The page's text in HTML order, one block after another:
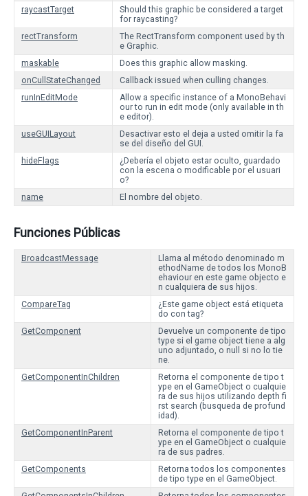
raycastTarget
Should this graphic be considered a target
for raycasting?
rectTransform
The RectTransform component used by th
e Graphic.
maskable
Does this graphic allow masking.
onCullStateChanged
Callback issued when culling changes.
runInEditMode
Allow a specific instance of a MonoBehavi
our to run in edit mode (only available in th
e editor).
useGUILayout
Desactivar esto el deja a usted omitir la fa
se del diseño del GUI.
hideFlags
¿Debería el objeto estar oculto, guardado
con la escena o modificable por el usuari
o?
name
El nombre del objeto.
Funciones Públicas
BroadcastMessage
Llama al método denominado m
ethodName de todos los MonoB
ehaviour en este game objecto e
n cualquiera de sus hijos.
CompareTag
¿Este game object está etiqueta
do con tag?
GetComponent
Devuelve un componente de tipo
type si el game object tiene a alg
uno adjuntado, o null si no lo tie
ne.
GetComponentInChildren
Retorna el componente de tipo t
ype en el GameObject o cualquie
ra de sus hijos utilizando depth fi
rst search (busqueda de profund
idad).
GetComponentInParent
Retorna el componente de tipo t
ype en el GameObject o cualquie
ra de sus padres.
GetComponents
Retorna todos los componentes
de tipo type en el GameObject.